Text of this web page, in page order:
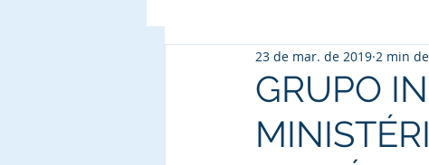
GRUPO
23 de mar. de 2019 2 min